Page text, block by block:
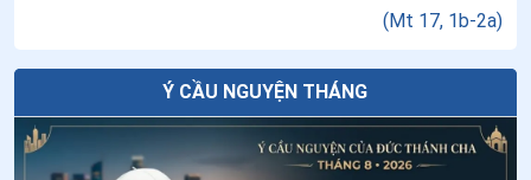
(Mt 17, 1b-2a)
Ý CẦU NGUYỆN THÁNG
Tuần cửu nhật nhật kính Cha Thánh Đa